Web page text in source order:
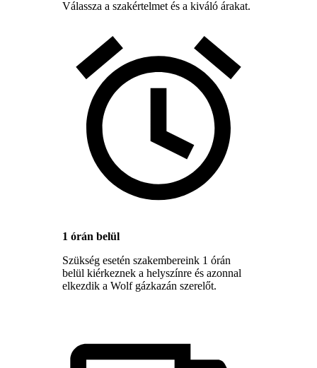
Válassza a szakértelmet és a kiváló árakat.
1 órán belül
Szükség esetén szakembereink 1 órán
belül kiérkeznek a helyszínre és azonnal
elkezdik a Wolf gázkazán szerelőt.